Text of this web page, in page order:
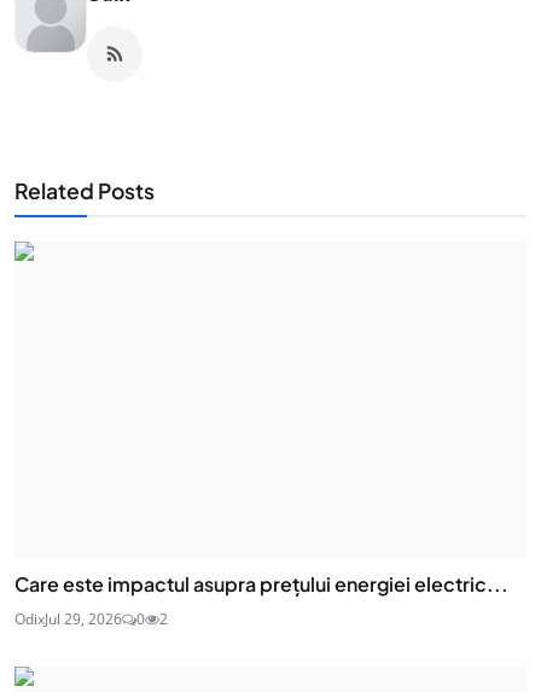
Related Posts
Care este impactul asupra prețului energiei electric...
OdixJul 29, 2026 0 2